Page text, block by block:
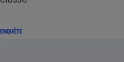
ENQUÊTE